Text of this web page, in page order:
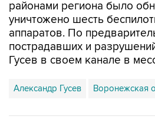
районами региона было
уничтожено шесть
аппаратов. По
пострадавших и
Гусев в своем канале в
Александр Гусев Воронежская